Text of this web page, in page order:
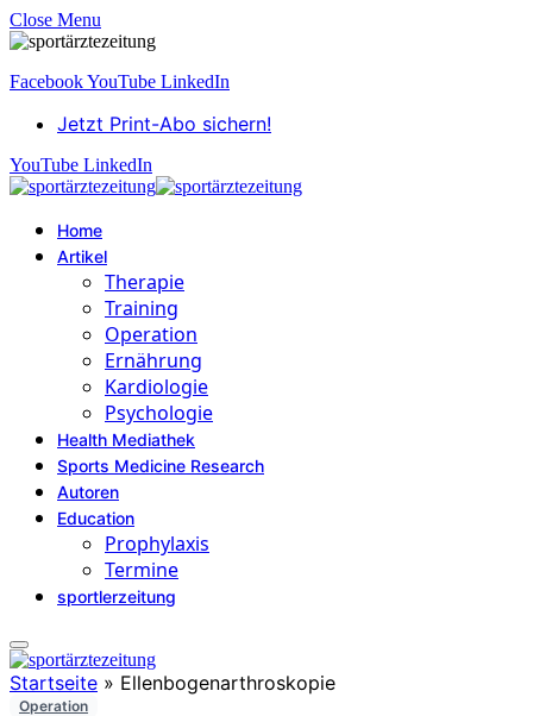
Close Menu
FacebookYouTube LinkedIn
Jetzt Print-Abo sichern!
YouTube LinkedIn
Home
Artikel
Therapie
Training
Operation
Ernährung
Kardiologie
Psychologie
Health Mediathek
Sports Medicine Research
Autoren
Education
Prophylaxis
Termine
sportlerzeitung
Startseite » Ellenbogenarthroskopie
Operation